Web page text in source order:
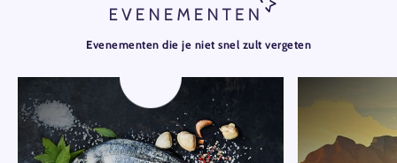
Evenementen die je niet snel zult vergeten